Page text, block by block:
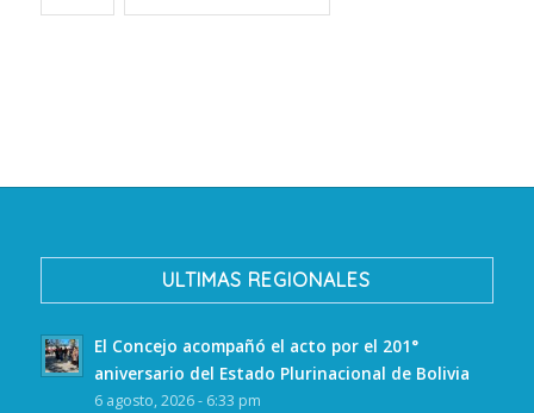
ULTIMAS REGIONALES
El Concejo acompañó el acto por el 201°
aniversario del Estado Plurinacional de Bolivia
6 agosto, 2026 - 6:33 pm